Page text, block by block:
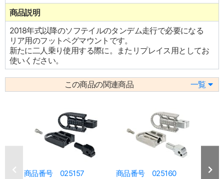
商品説明
2018年式以降のソフテイルのタンデム走行で必要になる
リア用のフットペグマウントです。
新たに二人乗り使用する際に。またリプレイス用としてお
使いください。
この商品の関連商品 一覧
商品番号 025157 商品番号 025160 商